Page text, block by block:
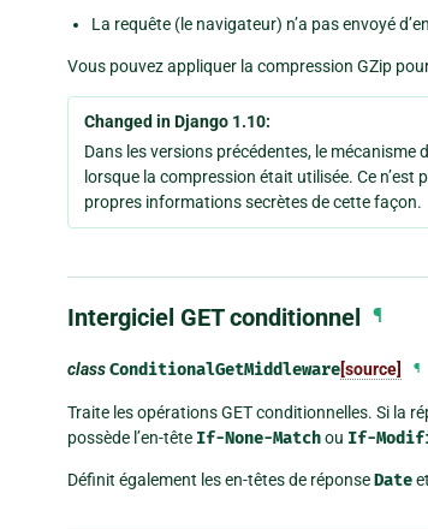
La requête (le navigateur) n’a pas envoyé
Vous pouvez appliquer la compression GZip
Changed in Django 1.10:
Dans les versions précédentes, le
lorsque la compression était utilisée. Ce
propres informations secrètes de cette façon.
Intergiciel GET conditionnel ¶
classConditionalGetMiddleware[source] ¶
Traite les opérations GET conditionnelles. Si la
possède l’en-tête If-None-Matchou If-
Définit également les en-têtes de réponseDateet